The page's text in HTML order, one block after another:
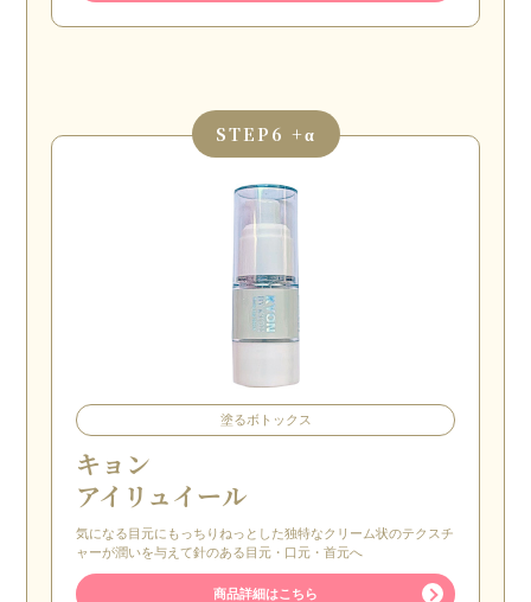
STEP 6 +α
塗るボトックス
キョン
アイリュイール
気になる目元にもっちりねっとした独特なクリーム状のテクスチ
ャーが潤いを与えて針のある目元・口元・首元へ
商品詳細はこちら